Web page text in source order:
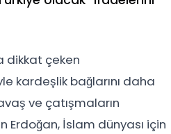
dikkat çeken
kardeşlik bağlarını daha
ve çatışmaların
İslam dünyası için